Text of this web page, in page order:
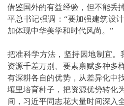
借鉴国外的有益经验，但不能丢
平总书记强调：“要加强建筑设
加体现中华美学和时代风尚。”
把准科学方法，坚持因地制宜。
资源千差万别、要素禀赋多种多
有深耕各自的优势，从差异化中
壤里培育种子，把资源优势转化
间，习近平同志花大量时间深入